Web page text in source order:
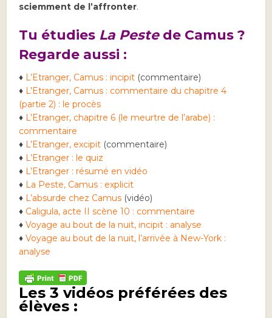
sciemment de l’affronter.
Tu étudies La Pestede Camus ?
Regarde aussi :
♦ L’Etranger, Camus : incipit (commentaire)
♦ L’Etranger, Camus : commentaire du chapitre 4
(partie 2) : le procès
♦ L’Etranger, chapitre 6 (le meurtre de l’arabe) :
commentaire
♦ L’Etranger, excipit (commentaire)
♦ L’Etranger : le quiz
♦ L’Etranger : résumé en vidéo
♦ La Peste, Camus : explicit
♦ L’absurde chez Camus (vidéo)
♦ Caligula, acte II scène 10 : commentaire
♦Voyage au bout de la nuit, incipit : analyse
♦Voyage au bout de la nuit, l’arrivée à New-York :
analyse
Les 3 vidéos préférées des
élèves :